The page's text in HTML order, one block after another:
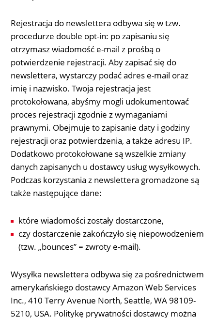
Rejestracja do newslettera odbywa się w tzw.
procedurze double opt-in: po zapisaniu się
otrzymasz wiadomość e-mail z prośbą o
potwierdzenie rejestracji. Aby zapisać się do
newslettera, wystarczy podać adres e-mail oraz
imię i nazwisko. Twoja rejestracja jest
protokołowana, abyśmy mogli udokumentować
proces rejestracji zgodnie z wymaganiami
prawnymi. Obejmuje to zapisanie daty i godziny
rejestracji oraz potwierdzenia, a także adresu IP.
Dodatkowo protokołowane są wszelkie zmiany
danych zapisanych u dostawcy usług wysyłkowych.
Podczas korzystania z newslettera gromadzone są
także następujące dane:
które wiadomości zostały dostarczone,
czy dostarczenie zakończyło się niepowodzeniem
(tzw. „bounces” = zwroty e-mail).
Wysyłka newslettera odbywa się za pośrednictwem
amerykańskiego dostawcy Amazon Web Services
Inc., 410 Terry Avenue North, Seattle, WA 98109-
5210, USA. Politykę prywatności dostawcy można